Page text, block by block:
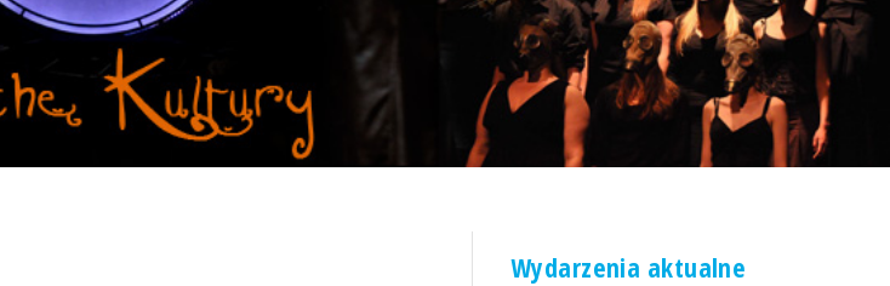
Wydarzenia aktualne